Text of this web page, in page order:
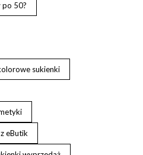
po 50?
sukienki
eButik